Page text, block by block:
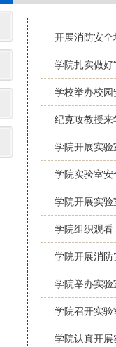
开展消防安
学院扎实做好
学校举办校
纪克攻教授
学院开展实验
学院实验室
学院开展实
学院组织观
学院开展消
学院举办实
学院召开实
学院认真开